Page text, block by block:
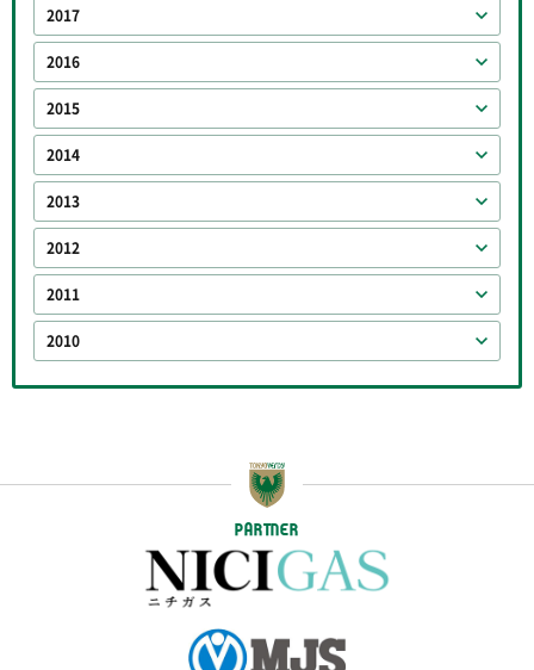
2017
2016
2015
2014
2013
2012
2011
2010
PARTNER